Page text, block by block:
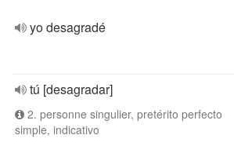
yo desagradé
tú [desagradar]
2. personne singulier, pretérito perfecto
simple, indicativo